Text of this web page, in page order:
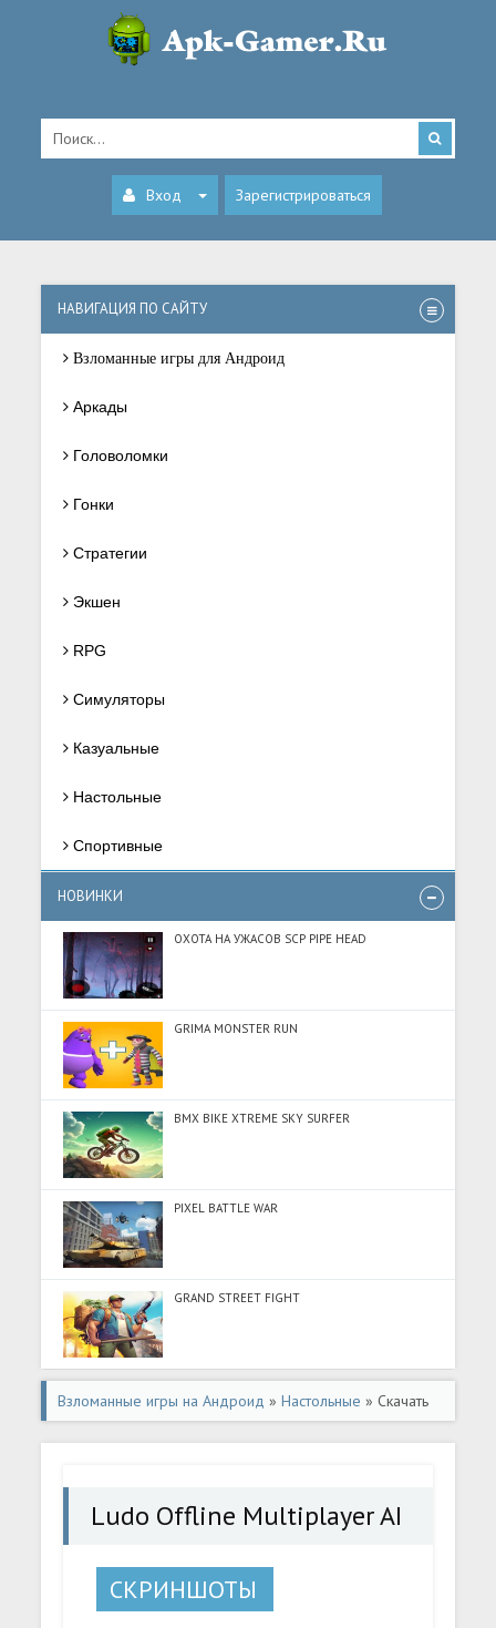
Вход Зарегистрироваться
НАВИГАЦИЯ ПО САЙТУ
Взломанные игры для Андроид
Аркады
Головоломки
Гонки
Стратегии
Экшен
RPG
Симуляторы
Казуальные
Настольные
Спортивные
НОВИНКИ
ОХОТА НА УЖАСОВ SCP PIPE HEAD
GRIMA MONSTER RUN
BMX BIKE XTREME SKY SURFER
PIXEL BATTLE WAR
GRAND STREET FIGHT
Взломанные игры на Андроид »Настольные » Скачать
Ludo Offline Multiplayer AI (Разблокировано все) на
Ludo Offline Multiplayer AI
СКРИНШОТЫ